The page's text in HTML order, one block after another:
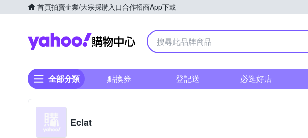
首頁拍賣企業/大宗採購入口合作招商App下載
Yahoo購物中心
全部分類 點換券 登記送 必逛好店
Eclat